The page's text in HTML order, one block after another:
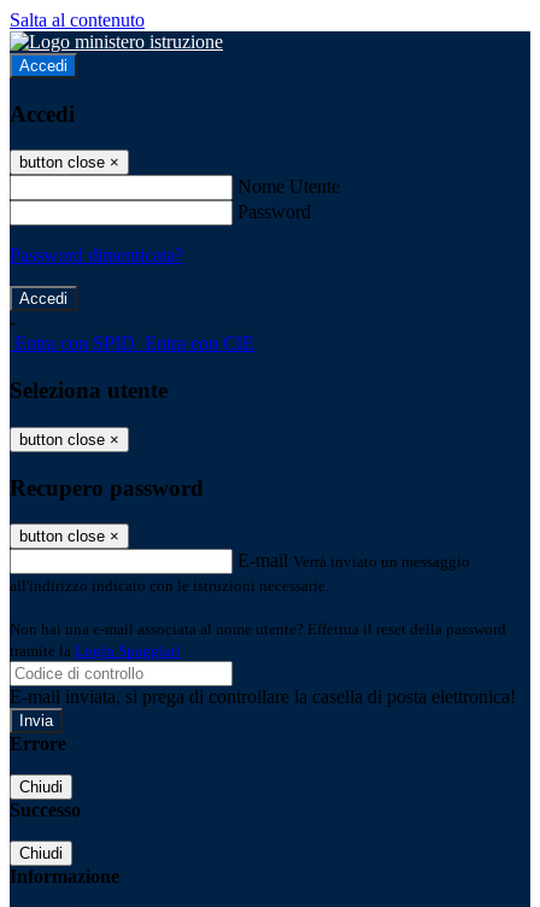
Salta al contenuto
Accedi
Accedi
button close ×
Nome Utente
Password
Password dimenticata?
-
Entra con SPID Entra con CIE
Seleziona utente
button close ×
Recupero password
button close ×
E-mail Verrà inviato un messaggio
all'indirizzo indicato con le istruzioni necessarie.
Non hai una e-mail associata al nome utente? Effettua il reset della password
tramite la Login Spaggiari
E-mail inviata, si prega di controllare la casella di posta elettronica!
Errore
Chiudi
Successo
Chiudi
Informazione